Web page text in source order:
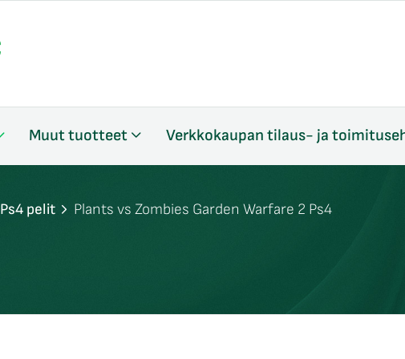
Muut tuotteet Verkkokaupan tilaus- ja
Ps4 pelit Plants vs Zombies Garden Warfare 2 Ps4